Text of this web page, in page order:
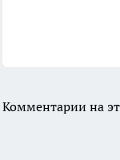
Комментарии на